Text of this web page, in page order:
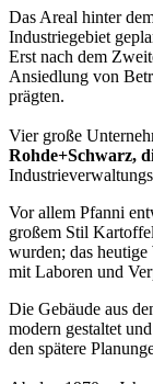
Das Areal hinter
Industriegebiet
Erst nach dem
Ansiedlung von
prägten.
Vier große
Rohde+Schwarz,
Vor allem Pfanni
großem Stil
wurden; das
mit Laboren und
Die Gebäude aus
modern gestaltet
den spätere